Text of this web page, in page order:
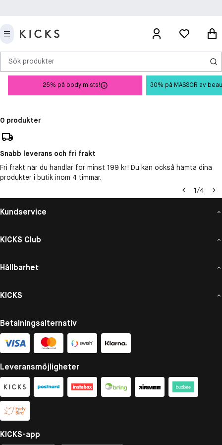
Sök produkter
25% på body mists! 30% på MASSOR av
0 produkter
Snabb leverans och fri frakt
Fri frakt när du handlar för minst 199 kr! Du kan också hämta dina
produkter i butik inom 4 timmar.
1/4
Kundservice
KICKS Club
Hållbarhet
KICKS
Betalningsalternativ
Leveransmöjligheter
KICKS-app